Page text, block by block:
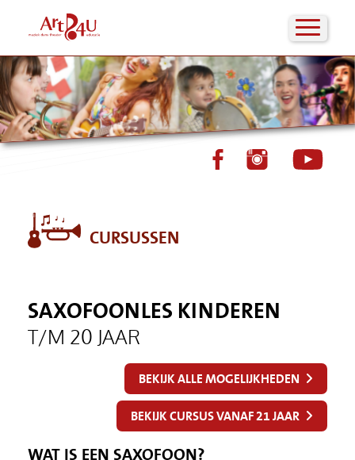
CURSUSSEN
SAXOFOONLES KINDEREN
T/M 20 JAAR
BEKIJK ALLE MOGELIJKHEDEN
BEKIJK CURSUS VANAF 21 JAAR
WAT IS EEN SAXOFOON?